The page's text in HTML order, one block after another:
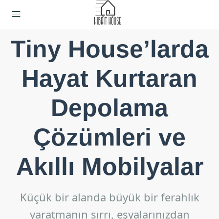
Tiny House’larda
Hayat Kurtaran
Depolama
Çözümleri ve
Akıllı Mobilyalar
Küçük bir alanda büyük bir ferahlık
yaratmanın sırrı, eşyalarınızdan